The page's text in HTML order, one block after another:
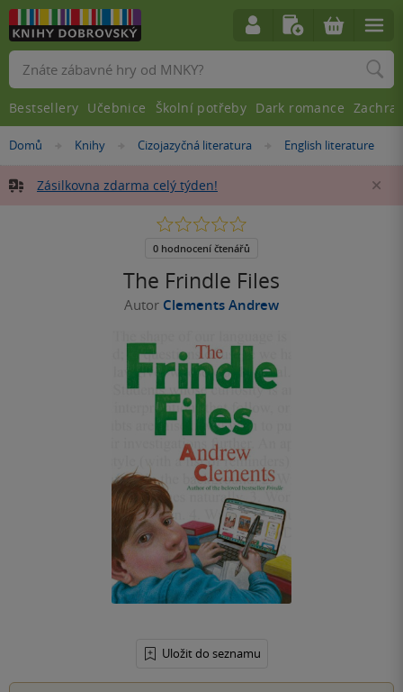
Nacházíte
zde:
Domů »
Knihy »
Cizojazyčná literatura »
English literature
Zásilkovna zdarma celý týden!
The Frindle Files
Autor Clements Andrew
Uložit do seznamu
0.0
5
0 hodnocení čtenářů
Vyhledávání
Bestsellery Učebnice Školní potřeby Dark romance